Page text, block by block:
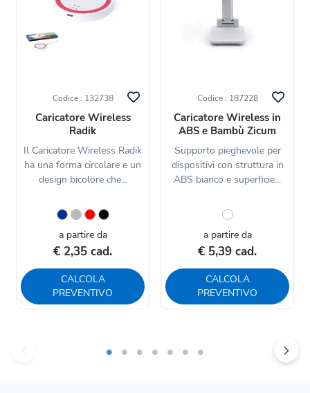
Codice : 132738
Caricatore Wireless
Radik
Il Caricatore Wireless Radik
ha una forma circolare e un
design bicolore che...
a partire da
€ 2,35 cad.
CALCOLA
PREVENTIVO
Codice : 187228
Caricatore Wireless in
ABS e Bambù Zicum
Supporto pieghevole per
dispositivi con struttura in
ABS bianco e superficie...
a partire da
€ 5,39 cad.
CALCOLA
PREVENTIVO